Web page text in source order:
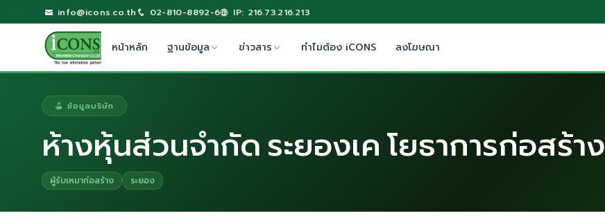
info@icons.co.th 02-810-8892-6 IP: 216.73.216.213
หน้าหลัก ฐานข้อมูล ข่าวสาร ทำไมต้อง iCONS ลงโฆษณา
ข้อมูลบริษัท
ห้างหุ้นส่วนจำกัด ระยองเค โยธาการก่อสร้าง
ผู้รับเหมาก่อสร้าง ระยอง